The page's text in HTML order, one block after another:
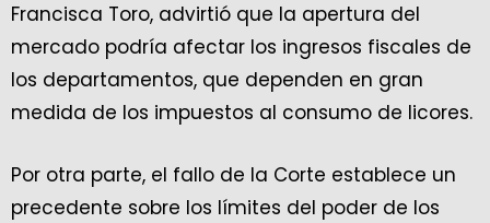
Francisca Toro, advirtió que la apertura del
mercado podría afectar los ingresos fiscales de
los departamentos, que dependen en gran
medida de los impuestos al consumo de licores.
Por otra parte, el fallo de la Corte establece un
precedente sobre los límites del poder de los